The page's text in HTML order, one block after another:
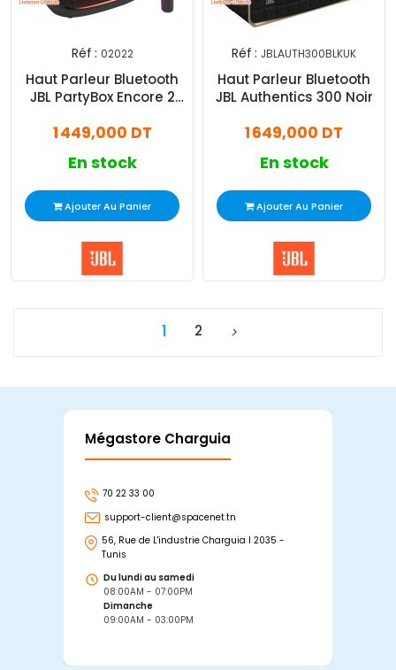
Réf : 02022
Haut Parleur Bluetooth
JBL PartyBox Encore 2
1 449,000 DT
En stock
Ajouter Au Panier
Réf : JBLAUTH300BLKUK
Haut Parleur Bluetooth
JBL Authentics 300 Noir
1 649,000 DT
En stock
Ajouter Au Panier
1 2
Mégastore Charguia
70 22 33 00
support-client@spacenet.tn
56, Rue de L'industrie Charguia I 2035 -
Tunis
Du lundi au samedi
08:00AM - 07:00PM
Dimanche
09:00AM - 03:00PM